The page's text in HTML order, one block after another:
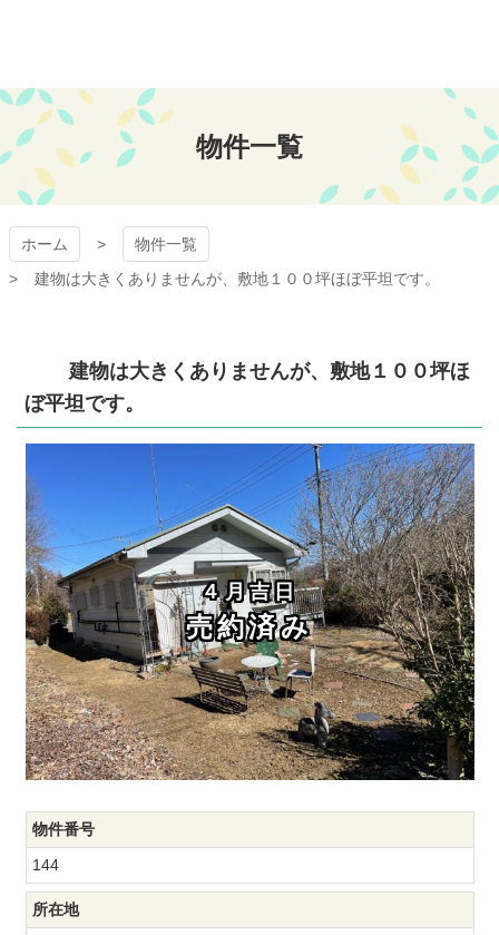
ツ
文
プ
おちあい不動産
物件一覧
ホーム
物件一覧
建物は大きくありませんが、敷地１００坪ほぼ平坦です。
建物は大きくありませんが、敷地１００坪ほ
ぼ平坦です。
４月吉日
売約済み
物件番号
144
所在地